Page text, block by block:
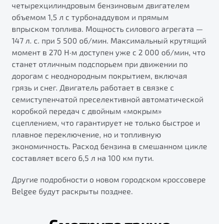
Обзор В наличии
четырехцилиндровым бензиновым двигателем
объемом 1,5 л с турбонаддувом и прямым
впрыском топлива. Мощность силового агрегата —
147 л. с. при 5 500 об/мин. Максимальный крутящий
момент в 270 Н·м доступен уже с 2 000 об/мин, что
станет отличным подспорьем при движении по
дорогам с неоднородным покрытием, включая
грязь и снег. Двигатель работает в связке с
семиступенчатой преселективной автоматической
коробкой передач с двойным «мокрым»
сцеплением, что гарантирует не только быстрое и
плавное переключение, но и топливную
экономичность. Расход бензина в смешанном цикле
составляет всего 6,5 л на 100 км пути.
Другие подробности о новом городском кроссовере
Belgee будут раскрыты позднее.